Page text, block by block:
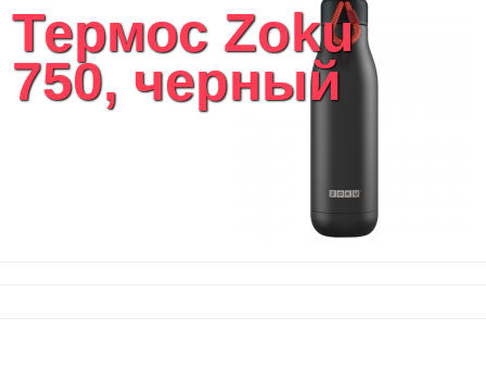
Термос Zoku
750, черный